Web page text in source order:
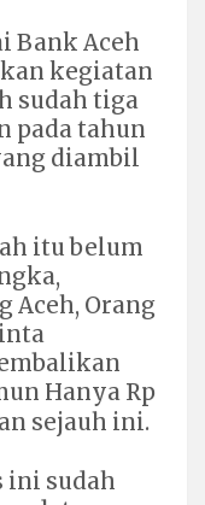
Bank Aceh
kegiatan
sudah tiga
pada tahun
diambil
itu belum
Aceh, Orang
Hanya Rp
sejauh ini.
ini sudah